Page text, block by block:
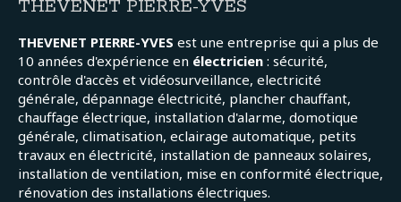
THEVENET PIERRE-YVES
THEVENET PIERRE-YVES est une entreprise qui a plus de
10 années d'expérience en électricien : sécurité,
contrôle d'accès et vidéosurveillance, electricité
générale, dépannage électricité, plancher chauffant,
chauffage électrique, installation d'alarme, domotique
générale, climatisation, eclairage automatique, petits
travaux en électricité, installation de panneaux solaires,
installation de ventilation, mise en conformité électrique,
rénovation des installations électriques.